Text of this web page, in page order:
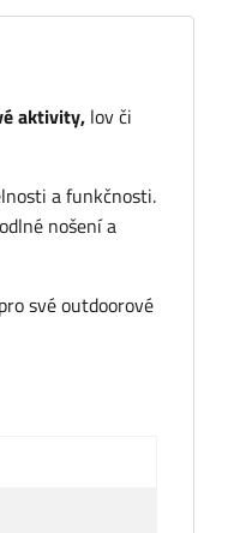
aktivity, lov či
a funkčnosti.
nošení a
pro své outdoorové